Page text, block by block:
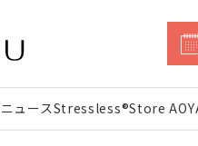
ニュースStressless®︎Store